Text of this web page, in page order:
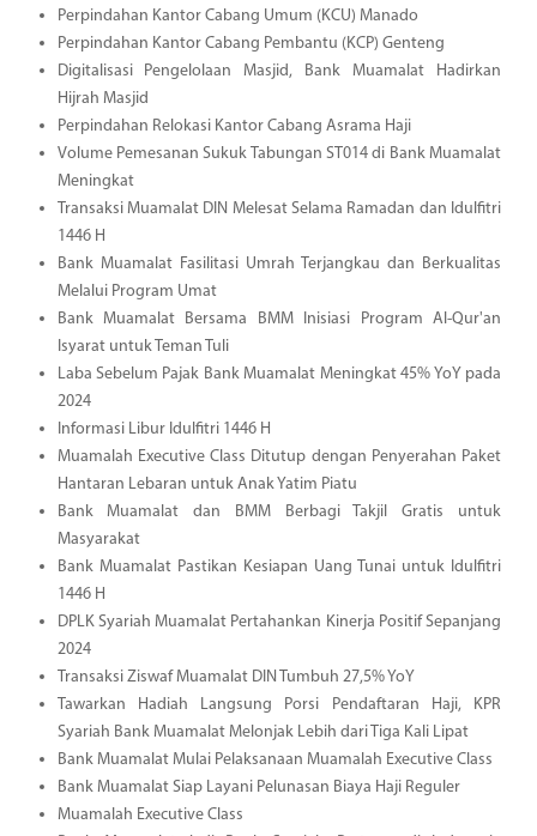
Perpindahan Kantor Cabang Umum (KCU) Manado
Perpindahan Kantor Cabang Pembantu (KCP) Genteng
Digitalisasi Pengelolaan Masjid, Bank Muamalat Hadirkan
Hijrah Masjid
Perpindahan Relokasi Kantor Cabang Asrama Haji
Volume Pemesanan Sukuk Tabungan ST014 di Bank Muamalat
Meningkat
Transaksi Muamalat DIN Melesat Selama Ramadan dan Idulfitri
1446 H
Bank Muamalat Fasilitasi Umrah Terjangkau dan Berkualitas
Melalui Program Umat
Bank Muamalat Bersama BMM Inisiasi Program Al-Qur'an
Isyarat untuk Teman Tuli
Laba Sebelum Pajak Bank Muamalat Meningkat 45% YoY pada
2024
Informasi Libur Idulfitri 1446 H
Muamalah Executive Class Ditutup dengan Penyerahan Paket
Hantaran Lebaran untuk Anak Yatim Piatu
Bank Muamalat dan BMM Berbagi Takjil Gratis untuk
Masyarakat
Bank Muamalat Pastikan Kesiapan Uang Tunai untuk Idulfitri
1446 H
DPLK Syariah Muamalat Pertahankan Kinerja Positif Sepanjang
2024
Transaksi Ziswaf Muamalat DIN Tumbuh 27,5% YoY
Tawarkan Hadiah Langsung Porsi Pendaftaran Haji, KPR
Syariah Bank Muamalat Melonjak Lebih dari Tiga Kali Lipat
Bank Muamalat Mulai Pelaksanaan Muamalah Executive Class
Bank Muamalat Siap Layani Pelunasan Biaya Haji Reguler
Muamalah Executive Class